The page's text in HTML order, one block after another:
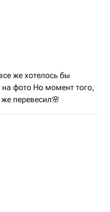
же хотелось бы
на фото Но момент того,
перевесил🌸